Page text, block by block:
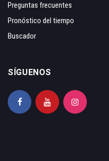
Preguntas frecuentes
Pronóstico del tiempo
Buscador
SÍGUENOS